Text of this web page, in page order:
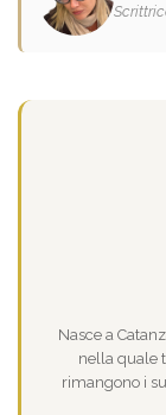
Nasce a
nella quale
rimangono i